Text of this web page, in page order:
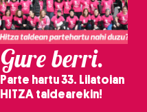
Gure berri.
Parte hartu 33. Lilatoian
HITZA taldearekin!